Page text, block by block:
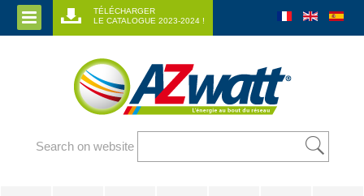
TÉLÉCHARGER
LE CATALOGUE 2023-2024 !
Search on website